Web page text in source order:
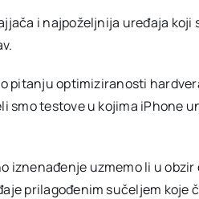
i najpoželjnija uređaja koji
pitanju optimiziranosti
smo testove u kojima iPhone
iznenađenje uzmemo li u
prilagođenim sučeljem koje